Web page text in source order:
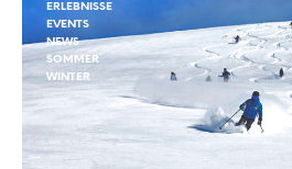
ERLEBNISSE
EVENTS
NEWS
SOMMER
WINTER